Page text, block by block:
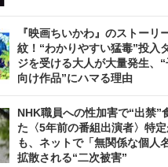
『映画ちいかわ』のストーリ
紋！“わかりやすい猛毒”投入
ジを受ける大人が大量発生、“
向け作品”にハマる理由
NHK職員への性加害で“出禁”
た〈5年前の番組出演者〉特
も、ネットで「無関係な個人
拡散される“二次被害”